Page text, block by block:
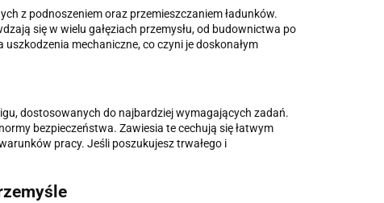
z podnoszeniem oraz przemieszczaniem ładunków.
się w wielu gałęziach przemysłu, od budownictwa po
mechaniczne, co czyni je doskonałym
dostosowanych do najbardziej wymagających zadań.
bezpieczeństwa. Zawiesia te cechują się łatwym
pracy. Jeśli poszukujesz trwałego i